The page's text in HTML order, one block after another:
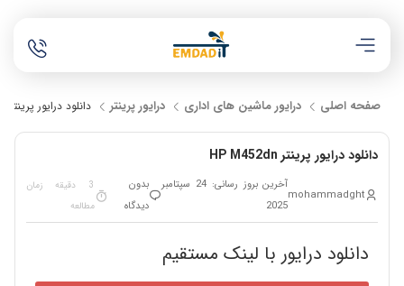
صفحه اصلی درایور ماشین های اداری درایور پرینتر دانلود درایور پرینتر HP M452dn
دانلود درایور پرینتر HP M452dn
mohammadght
آخرین بروز رسانی: 24 سپتامبر
2025
بدون
دیدگاه
3 دقیقه زمان
مطالعه
دانلود درایور با لینک مستقیم